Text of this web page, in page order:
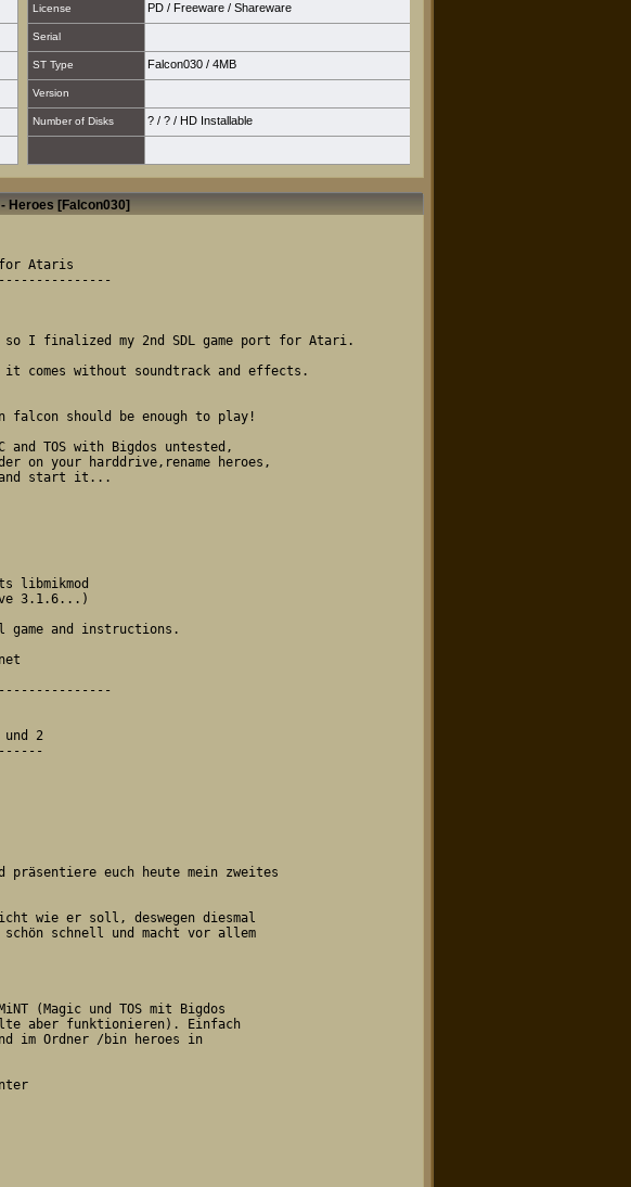
License PD / Freeware / Shareware
Serial
ST Type Falcon030 / 4MB
Version
Number of Disks ? / ? / HD Installable
Heroes [Falcon030]
Ataris
I finalized my 2nd SDL game port for Atari.
comes without soundtrack and effects.
falcon should be enough to play!
and TOS with Bigdos untested,
on your harddrive,rename heroes,
and start it...
and instructions.
2
euch heute mein zweites
wie er soll, deswegen diesmal
schnell und macht vor allem
(Magic und TOS mit Bigdos
aber funktionieren). Einfach
im Ordner /bin heroes in